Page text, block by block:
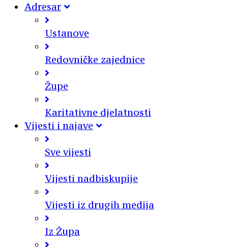
Adresar
Ustanove
Redovničke zajednice
Župe
Karitativne djelatnosti
Vijesti i najave
Sve vijesti
Vijesti nadbiskupije
Vijesti iz drugih medija
Iz Župa